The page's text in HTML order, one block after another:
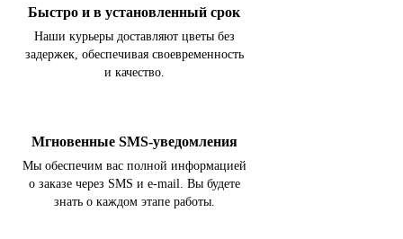
Быстро и в установленный срок
Наши курьеры доставляют цветы без
задержек, обеспечивая своевременность
и качество.
Мгновенные SMS-уведомления
Мы обеспечим вас полной информацией
о заказе через SMS и e-mail. Вы будете
знать о каждом этапе работы.